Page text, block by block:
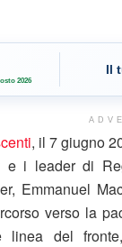
2026
Il
, il 7 giugno
e i leader di
Emmanuel
verso la
linea del